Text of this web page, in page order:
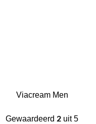
Viacream Men
Gewaardeerd 2 uit 5